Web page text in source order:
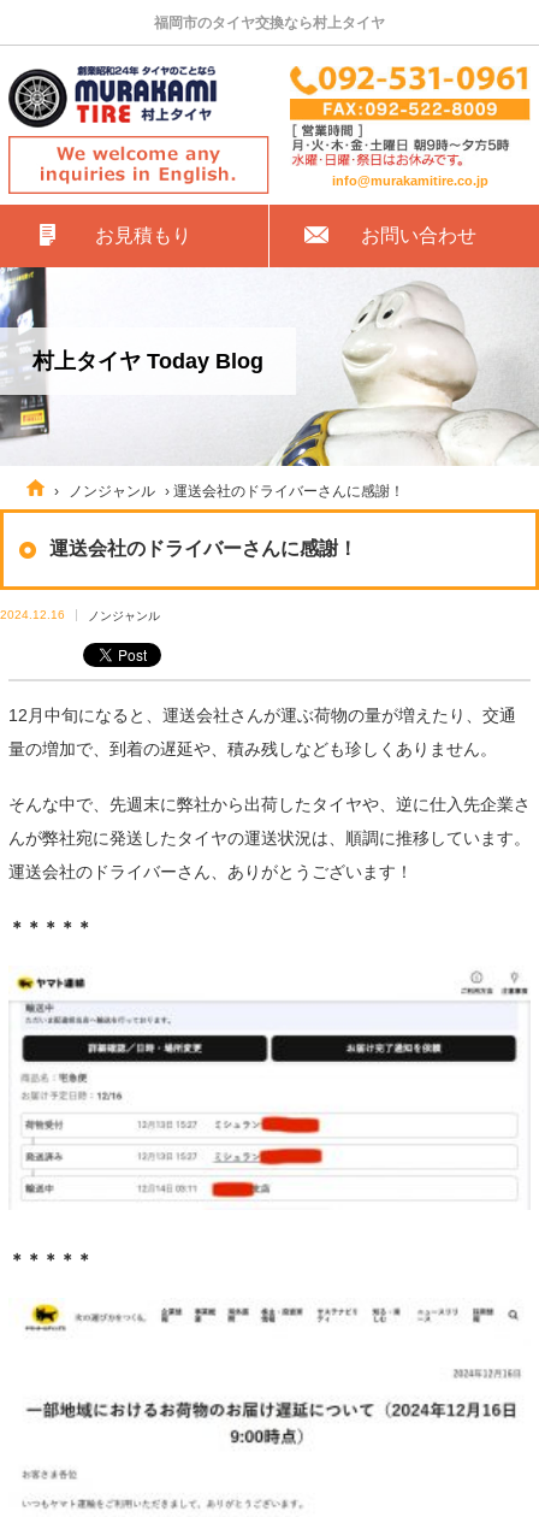
福岡市のタイヤ交換なら村上タイヤ
info@murakamitire.co.jp
お見積もり お問い合わせ
村上タイヤ Today Blog
› ノンジャンル ›運送会社のドライバーさんに感謝！
運送会社のドライバーさんに感謝！
2024.12.16 ノンジャンル
12月中旬になると、運送会社さんが運ぶ荷物の量が増えたり、交通
量の増加で、到着の遅延や、積み残しなども珍しくありません。
そんな中で、先週末に弊社から出荷したタイヤや、逆に仕入先企業さ
んが弊社宛に発送したタイヤの運送状況は、順調に推移しています。
運送会社のドライバーさん、ありがとうございます！
＊＊＊＊＊
＊＊＊＊＊